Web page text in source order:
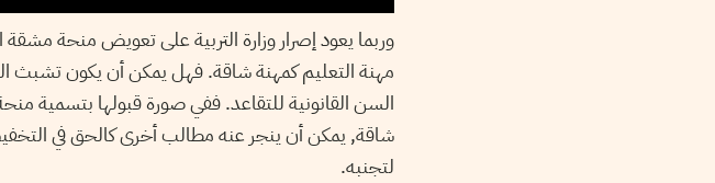
وربما يعود إصرار وزارة التربية على تعويض منحة
مهنة التعليم كمهنة شاقة. فهل يمكن أن يكون تشبث
السن القانونية للتقاعد. ففي صورة قبولها بتسمية
شاقة, يمكن أن ينجر عنه مطالب أخرى كالحق في
لتجنبه.